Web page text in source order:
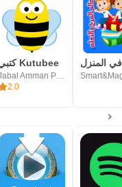
كتبي Kutubee
2.0